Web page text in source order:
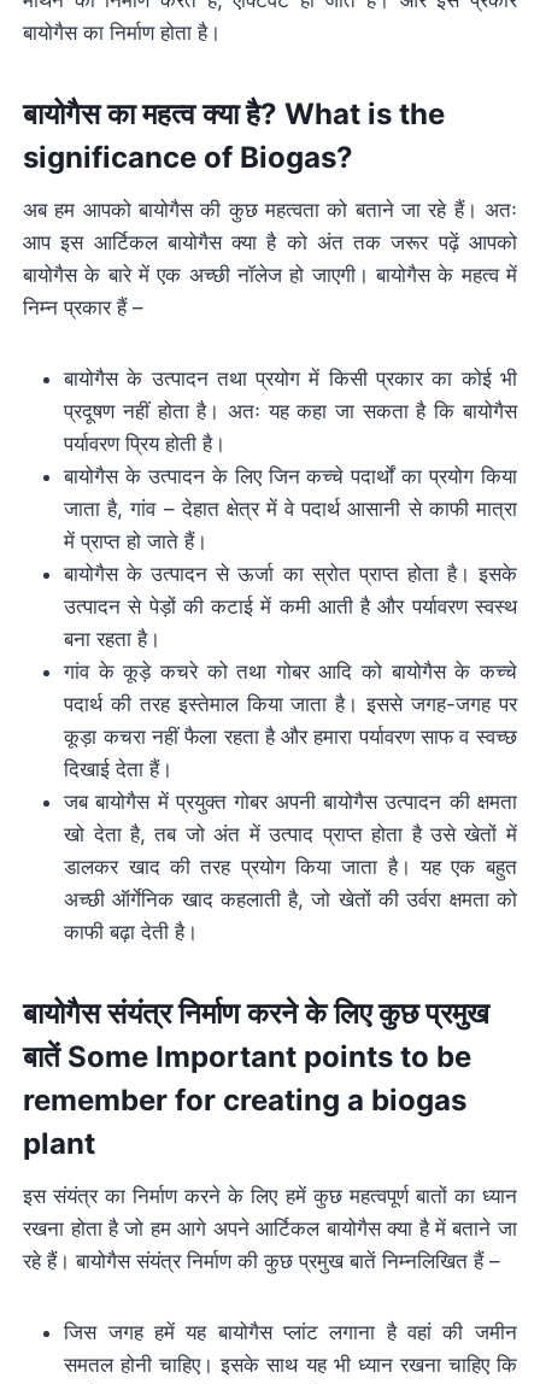
बायोगैस का निर्माण होता है।
बायोगैस का महत्व क्या है? What is the
significance of Biogas?
अब हम आपको बायोगैस की कुछ महत्वता को बताने जा रहे हैं। अतः
आप इस आर्टिकल बायोगैस क्या है को अंत तक जरूर पढ़ें आपको
बायोगैस के बारे में एक अच्छी नॉलेज हो जाएगी। बायोगैस के महत्व में
निम्न प्रकार हैं –
बायोगैस के उत्पादन तथा प्रयोग में किसी प्रकार का कोई भी
प्रदूषण नहीं होता है। अतः यह कहा जा सकता है कि बायोगैस
पर्यावरण प्रिय होती है।
बायोगैस के उत्पादन के लिए जिन कच्चे पदार्थों का प्रयोग किया
जाता है, गांव – देहात क्षेत्र में वे पदार्थ आसानी से काफी मात्रा
में प्राप्त हो जाते हैं।
बायोगैस के उत्पादन से ऊर्जा का स्रोत प्राप्त होता है। इसके
उत्पादन से पेड़ों की कटाई में कमी आती है और पर्यावरण स्वस्थ
बना रहता है।
गांव के कूड़े कचरे को तथा गोबर आदि को बायोगैस के कच्चे
पदार्थ की तरह इस्तेमाल किया जाता है। इससे जगह-जगह पर
कूड़ा कचरा नहीं फैला रहता है और हमारा पर्यावरण साफ व स्वच्छ
दिखाई देता हैं।
जब बायोगैस में प्रयुक्त गोबर अपनी बायोगैस उत्पादन की क्षमता
खो देता है, तब जो अंत में उत्पाद प्राप्त होता है उसे खेतों में
डालकर खाद की तरह प्रयोग किया जाता है। यह एक बहुत
अच्छी ऑर्गेनिक खाद कहलाती है, जो खेतों की उर्वरा क्षमता को
काफी बढ़ा देती है।
बायोगैस संयंत्र निर्माण करने के लिए कुछ प्रमुख
बातें Some Important points to be
remember for creating a biogas
plant
इस संयंत्र का निर्माण करने के लिए हमें कुछ महत्वपूर्ण बातों का ध्यान
रखना होता है जो हम आगे अपने आर्टिकल बायोगैस क्या है में बताने जा
रहे हैं। बायोगैस संयंत्र निर्माण की कुछ प्रमुख बातें निम्नलिखित हैं –
जिस जगह हमें यह बायोगैस प्लांट लगाना है वहां की जमीन
समतल होनी चाहिए। इसके साथ यह भी ध्यान रखना चाहिए कि